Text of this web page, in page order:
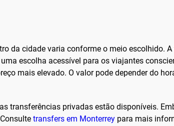
da cidade varia conforme o meio escolhido.
escolha acessível para os viajantes
mais elevado. O valor pode depender do
transferências privadas estão disponíveis.
transfers em Monterrey para mais